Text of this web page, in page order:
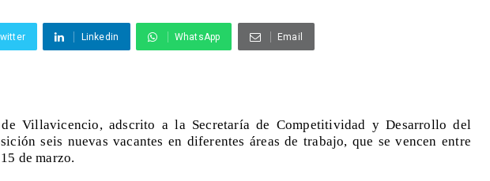
Linkedin WhatsApp Email
Villavicencio, adscrito a la Secretaría de Competitividad y Desarrollo del
seis nuevas vacantes en diferentes áreas de trabajo, que se vencen entre
de marzo.